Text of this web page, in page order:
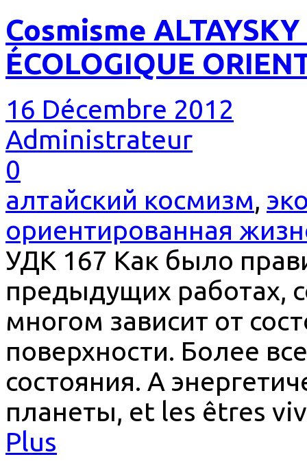
Cosmisme
ÉCOLOGIQUE
16 Décembre 2012
Administrateur
0
алтайский космизм,
ориентированная
УДК 167 Как было
предыдущих работах,
многом зависит от
поверхности. Более
состояния. А
планеты, et les êtres
Plus